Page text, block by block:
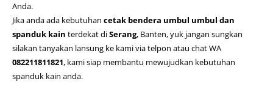
Anda.
Jika anda ada kebutuhan cetak bendera umbul umbul dan
spanduk kain terdekat diSerang, Banten, yuk jangan sungkan
silakan tanyakan lansung ke kami via telpon atau chat WA
082211811821, kami siap membantu mewujudkan kebutuhan
spanduk kain anda.